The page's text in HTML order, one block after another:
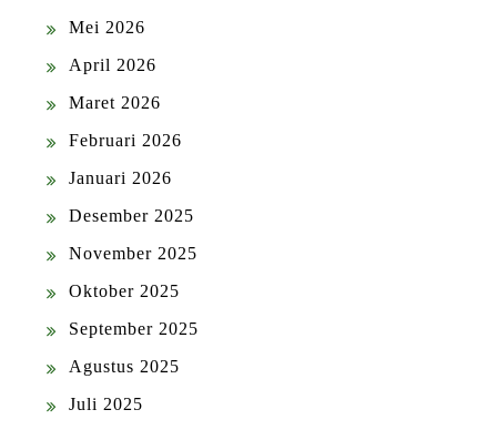
Mei 2026
April 2026
Maret 2026
Februari 2026
Januari 2026
Desember 2025
November 2025
Oktober 2025
September 2025
Agustus 2025
Juli 2025